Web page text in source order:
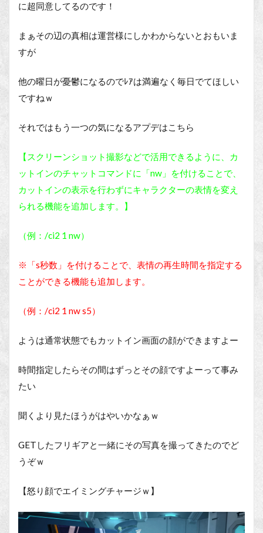
に超同意してるのです！
まぁその辺の真相は運営様にしかわからないとおもいま
すが
他の曜日が憂鬱になるのでﾚｱは満遍なく毎日でてほしい
ですねｗ
それではもう一つの気になるアプデはこちら
【スクリーンショット撮影などで活用できるように、カ
ットインのチャットコマンドに「nw」を付けることで、
カットインの表示を行わずにキャラクターの表情を変え
られる機能を追加します。】
（例：/ci2 1 nw）
※「s秒数」を付けることで、表情の再生時間を指定する
ことができる機能も追加します。
（例：/ci2 1 nw s5）
ようは通常状態でもカットイン画面の顔ができますよー
時間指定したらその間はずっとその顔ですよーって事み
たい
聞くより見たほうがはやいかなぁｗ
GETしたフリギアと一緒にその写真を撮ってきたのでど
うぞｗ
【怒り顔でエイミングチャージｗ】